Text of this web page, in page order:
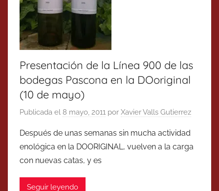
Presentación de la Línea 900 de las
bodegas Pascona en la DOoriginal
(10 de mayo)
Publicada el 8 mayo, 2011 por Xavier Valls Gutierrez
Después de unas semanas sin mucha actividad
enológica en la DOORIGINAL, vuelven a la carga
con nuevas catas, y es
Seguir leyendo